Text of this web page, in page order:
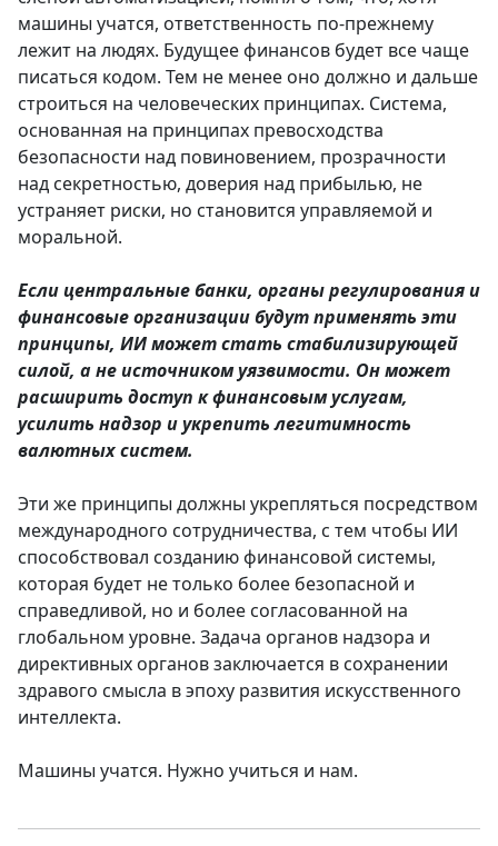
машины учатся, ответственность по-прежнему
лежит на людях. Будущее финансов будет все чаще
писаться кодом. Тем не менее оно должно и дальше
строиться на человеческих принципах. Система,
основанная на принципах превосходства
безопасности над повиновением, прозрачности
над секретностью, доверия над прибылью, не
устраняет риски, но становится управляемой и
моральной.
Если центральные банки, органы регулирования и
финансовые организации будут применять эти
принципы, ИИ может стать стабилизирующей
силой, а не источником уязвимости. Он может
расширить доступ к финансовым услугам,
усилить надзор и укрепить легитимность
валютных систем.
Эти же принципы должны укрепляться посредством
международного сотрудничества, с тем чтобы ИИ
способствовал созданию финансовой системы,
которая будет не только более безопасной и
справедливой, но и более согласованной на
глобальном уровне. Задача органов надзора и
директивных органов заключается в сохранении
здравого смысла в эпоху развития искусственного
интеллекта.
Машины учатся. Нужно учиться и нам.